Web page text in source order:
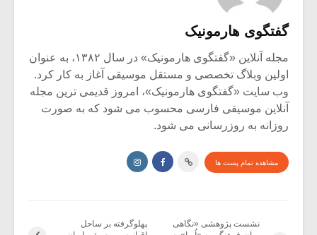
گفتگوی هارمونیک
مجله آنلاین «گفتگوی هارمونیک» در سال ۱۳۸۲، به عنوان
اولین وبلاگ تخصصی و مستقل موسیقی آغاز به کار کرد.
وب سایت «گفتگوی هارمونیک»، امروز قدیمی ترین مجله
آنلاین موسیقی فارسی محسوب می شود که به صورت
روزانه به روزرسانی می شود.
مشاهده تمام پست ها
پهلوگرفته بر ساحل
نشست پژوهشی «نگاهی